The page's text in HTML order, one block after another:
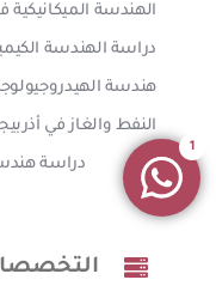
الهندسة الميكانيكية
دراسة الهندسة
هندسة
النفط والغاز في
1